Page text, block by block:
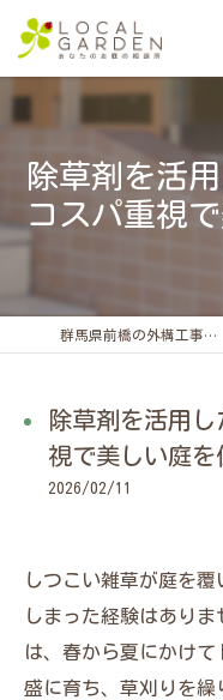
除草剤を活
コスパ重視
群馬県前橋の外構工事なら株式会社ローカルガーデン
除草剤を活用
視で美しい庭を
2026/02/11
しつこい雑草が庭を
しまった経験はあり
は、春から夏にかけ
盛に育ち、草刈りを繰